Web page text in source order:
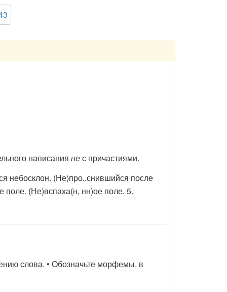
написания нес причастиями.
(Не)про..снившийся после
поле. (Не)вспаха(н, нн)ое поле. 5.
слова. • Обозначьте морфемы, в